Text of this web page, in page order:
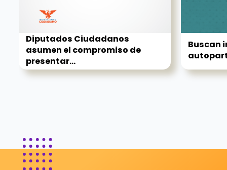
Diputados Ciudadanos
asumen el compromiso de
presentar...
Buscan